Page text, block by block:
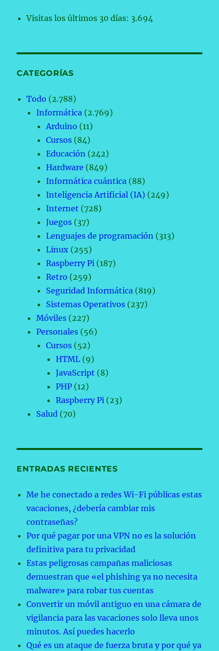
Visitas los últimos 30 días: 3.694
CATEGORÍAS
Todo (2.788)
Informática (2.769)
Arduino (11)
Cursos (84)
Educación (242)
Hardware (849)
Informática cuántica (88)
Inteligencia Artificial (IA) (249)
Internet (728)
Juegos (37)
Lenguajes de programación (313)
Linux (255)
Raspberry Pi (187)
Retro (259)
Seguridad Informática (819)
Sistemas Operativos (237)
Móviles (227)
Personales (56)
Cursos (52)
HTML (9)
JavaScript (8)
PHP (12)
Raspberry Pi (23)
Salud (70)
ENTRADAS RECIENTES
Me he conectado a redes Wi-Fi públicas estas
vacaciones, ¿debería cambiar mis
contraseñas?
Por qué pagar por una VPN no es la solución
definitiva para tu privacidad
Estas peligrosas campañas maliciosas
demuestran que «el phishing ya no necesita
malware» para robar tus cuentas
Convertir un móvil antiguo en una cámara de
vigilancia para las vacaciones solo lleva unos
minutos. Así puedes hacerlo
Qué es un ataque de fuerza bruta y por qué ya